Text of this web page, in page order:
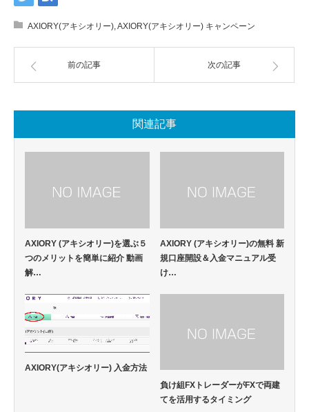
AXIORY(アキシオリー),AXIORY(アキシオリー) キャンペーン
前の記事 次の記事
関連記事
AXIORY (アキシオリー)を選ぶ５
つのメリットを簡単に紹介 動画
解…
AXIORY (アキシオリー)の無料 新
規口座開設＆入金マニュアル受
け…
AXIORY(アキシオリー) 入金方法
負け組FXトレーダーがFXで両建
てを活用するタイミング